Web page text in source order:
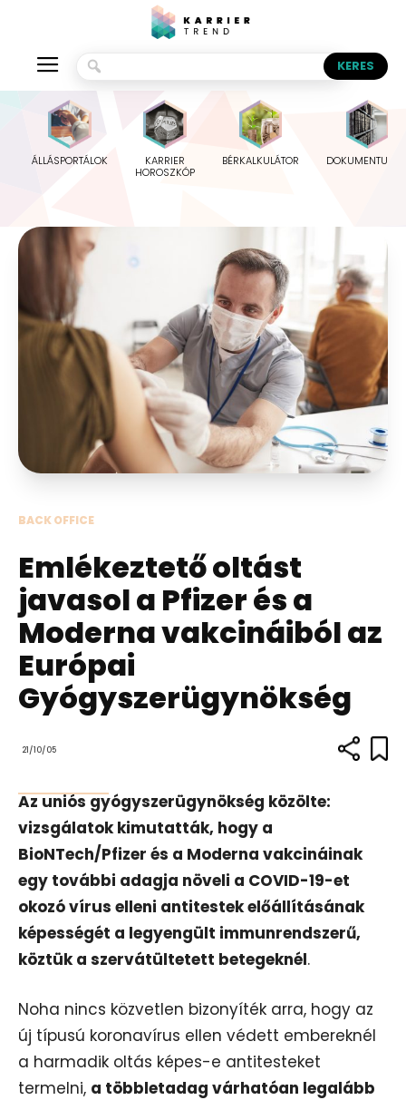
ÁLLÁSPORTÁLOK
KARRIER
HOROSZKÓP
BÉRKALKULÁTOR
BACK OFFICE
Emlékeztető oltást
javasol a Pfizer és a
Moderna vakcináiból az
Európai
Gyógyszerügynökség
21/10/05
Az uniós gyógyszerügynökség közölte:
vizsgálatok kimutatták, hogy a
BioNTech/Pfizer és a Moderna vakcináinak
egy további adagja növeli a COVID-19-et
okozó vírus elleni antitestek előállításának
képességét a legyengült immunrendszerű,
köztük a szervátültetett betegeknél.
Noha nincs közvetlen bizonyíték arra, hogy az
új típusú koronavírus ellen védett embereknél
a harmadik oltás képes-e antitesteket
termelni, a többletadag várhatóan legalább